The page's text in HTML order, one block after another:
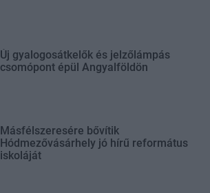
Új gyalogosátkelők és jelzőlámpás
csomópont épül Angyalföldön
Másfélszeresére bővítik
Hódmezővásárhely jó hírű református
iskoláját